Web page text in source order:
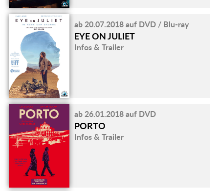
ab 20.07.2018 auf DVD / Blu-ray
EYE ON JULIET
Infos & Trailer
ab 26.01.2018 auf DVD
PORTO
Infos & Trailer